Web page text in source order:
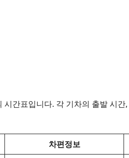
간표입니다. 각 기차의 출발 시간
차편정보